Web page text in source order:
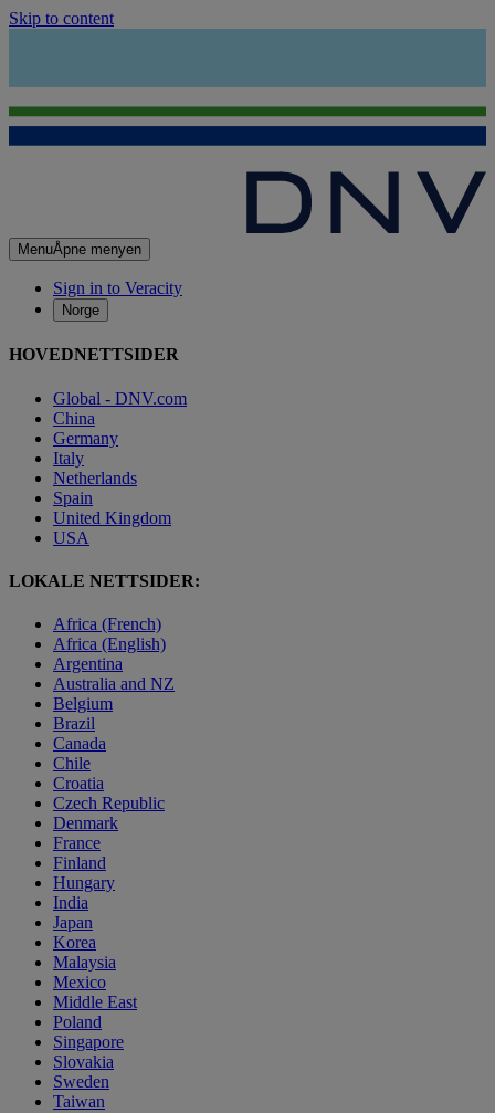
Skip to content
MenuÅpne menyen
Sign in to Veracity
Norge
HOVEDNETTSIDER
Global - DNV.com
China
Germany
Italy
Netherlands
Spain
United Kingdom
USA
LOKALE NETTSIDER:
Africa (French)
Africa (English)
Argentina
Australia and NZ
Belgium
Brazil
Canada
Chile
Croatia
Czech Republic
Denmark
France
Finland
Hungary
India
Japan
Korea
Malaysia
Mexico
Middle East
Poland
Singapore
Slovakia
Sweden
Taiwan